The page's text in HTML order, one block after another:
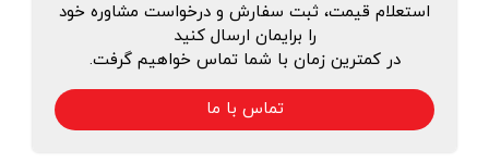
استعلام قیمت، ثبت سفارش و درخواست مشاوره خود
را برایمان ارسال کنید
در کمترین زمان با شما تماس خواهیم گرفت.
تماس با ما